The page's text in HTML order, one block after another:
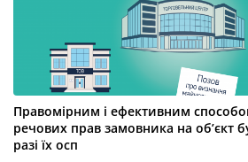
Правомірним і ефективним
речових прав замовника на об’єкт
разі їх осп